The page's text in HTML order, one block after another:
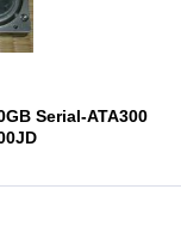
Serial-ATA300